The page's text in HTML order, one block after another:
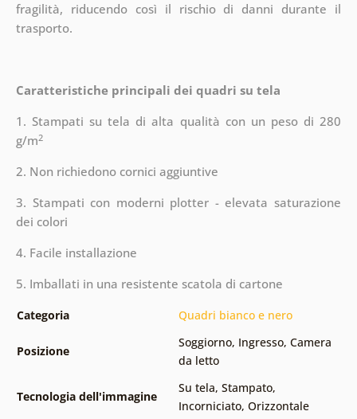
fragilità, riducendo così il rischio di danni durante il
trasporto.
Caratteristiche principali dei quadri su tela
1. Stampati su tela di alta qualità con un peso di 280
g/m2
2. Non richiedono cornici aggiuntive
3. Stampati con moderni plotter - elevata saturazione
dei colori
4. Facile installazione
5. Imballati in una resistente scatola di cartone
Categoria Quadri bianco e nero
Posizione
Soggiorno, Ingresso, Camera
da letto
Tecnologia dell'immagine
Su tela, Stampato,
Incorniciato, Orizzontale